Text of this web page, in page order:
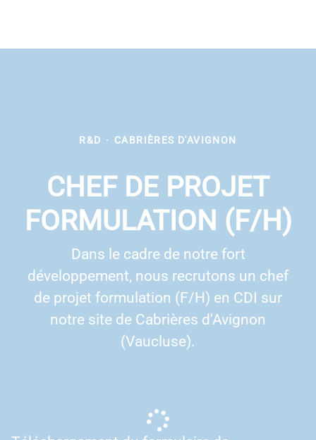
R&D · CABRIÈRES D'AVIGNON
CHEF DE PROJET
FORMULATION (F/H)
Dans le cadre de notre fort
développement, nous recrutons un chef
de projet formulation (F/H) en CDI sur
notre site de Cabrières d'Avignon
(Vaucluse).